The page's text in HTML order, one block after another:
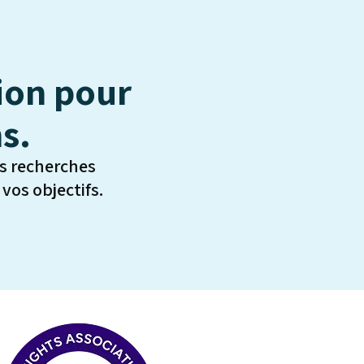
pour
recherches
objectifs.